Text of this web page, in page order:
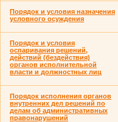
Порядок и условия назначения
условного осуждения
Порядок и условия
оспаривания решений,
действий (бездействия)
органов исполнительной
власти и должностных лиц
Порядок исполнения органов
внутренних дел решений по
делам об административных
правонарушений